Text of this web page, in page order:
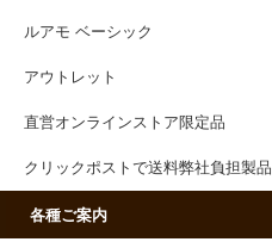
ルアモ ベーシック
アウトレット
直営オンラインストア限定品
クリックポストで送料弊社負担製品
各種ご案内